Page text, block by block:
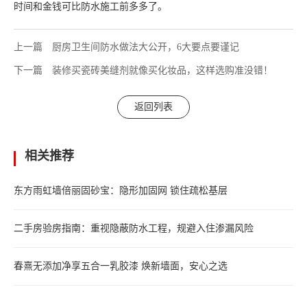
时间和金钱可比防水施工前多多了。
上一篇 厨房卫生间防水做法大公开，6大要点要谨记
下一篇 装修买瓷砖美缝剂就像买化妆品，这样选购准没错！
返回列表
相关推荐
东方雨虹墙倍丽固砂宝：隐形加固网 锁住疏松基层
二手房验房指南：重视隐蔽防水工程，规避入住渗漏风险
春熹无添加净享五合一乳胶漆 焕新墙面，安心之选